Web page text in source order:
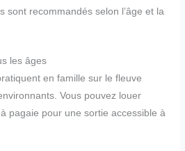
sont recommandés selon l’âge et la
les âges
en famille sur le fleuve
Vous pouvez louer
pagaie pour une sortie accessible à